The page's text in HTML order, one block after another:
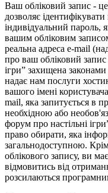
Ваш обліковий запис -
дозволяє
індивідуальний пароль,
вашим обліковим
реальна адреса e-mail
про ваш обліковий
ігри” захищена
надає нам послуги
вашого імені
mail, яка запитується в
необхідною або
форум про настільні
право обирати, яка
загальнодоступною.
облікового запису, ви
відмовитись від
розсилаються